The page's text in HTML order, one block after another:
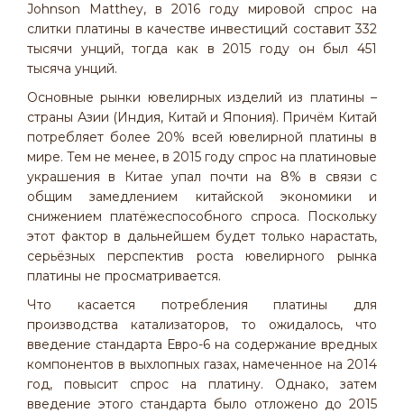
Johnson Matthey, в 2016 году мировой спрос на
слитки платины в качестве инвестиций составит 332
тысячи унций, тогда как в 2015 году он был 451
тысяча унций.
Основные рынки ювелирных изделий из платины –
страны Азии (Индия, Китай и Япония). Причём Китай
потребляет более 20% всей ювелирной платины в
мире. Тем не менее, в 2015 году спрос на платиновые
украшения в Китае упал почти на 8% в связи с
общим замедлением китайской экономики и
снижением платёжеспособного спроса. Поскольку
этот фактор в дальнейшем будет только нарастать,
серьёзных перспектив роста ювелирного рынка
платины не просматривается.
Что касается потребления платины для
производства катализаторов, то ожидалось, что
введение стандарта Евро-6 на содержание вредных
компонентов в выхлопных газах, намеченное на 2014
год, повысит спрос на платину. Однако, затем
введение этого стандарта было отложено до 2015